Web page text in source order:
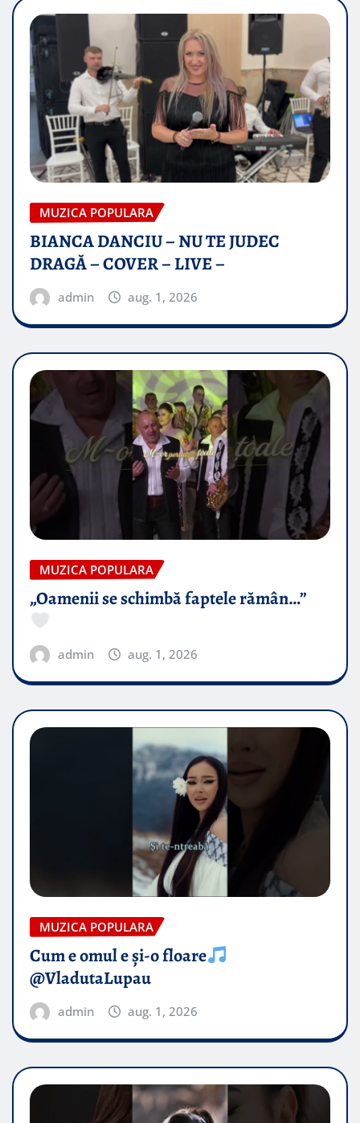
MUZICA POPULARA
BIANCA DANCIU – NU TE JUDEC
DRAGĂ – COVER – LIVE –
admin aug. 1, 2026
MUZICA POPULARA
„Oamenii se schimbă faptele rămân…”
admin aug. 1, 2026
MUZICA POPULARA
Cum e omul e și-o floare
@VladutaLupau
admin aug. 1, 2026